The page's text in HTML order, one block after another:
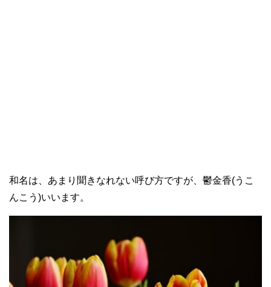
和名は、あまり聞きなれない呼び方ですが、鬱金香(うこ
んこう)いいます。